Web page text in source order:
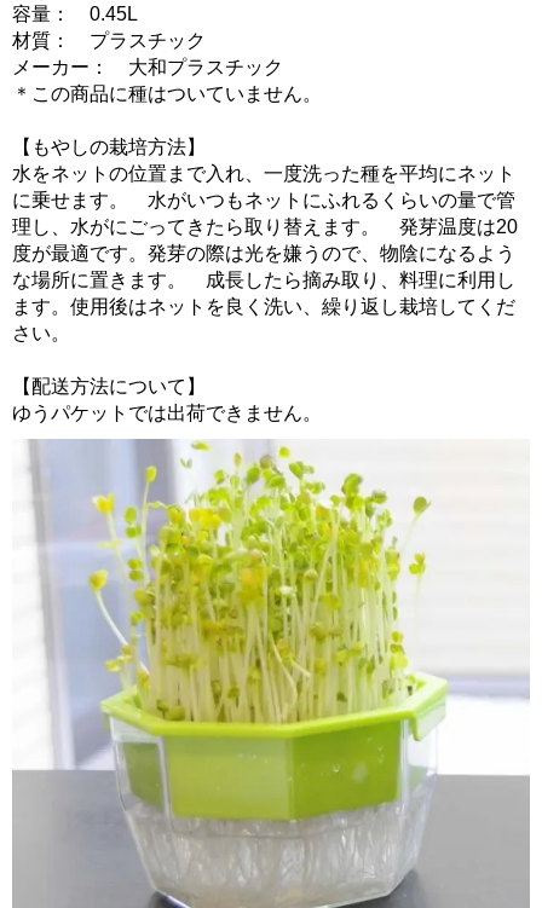
容量： 0.45L
材質： プラスチック
メーカー： 大和プラスチック
＊この商品に種はついていません。
【もやしの栽培方法】
水をネットの位置まで入れ、一度洗った種を平均にネット
に乗せます。 水がいつもネットにふれるくらいの量で管
理し、水がにごってきたら取り替えます。 発芽温度は20
度が最適です。発芽の際は光を嫌うので、物陰になるよう
な場所に置きます。 成長したら摘み取り、料理に利用し
ます。使用後はネットを良く洗い、繰り返し栽培してくだ
さい。
【配送方法について】
ゆうパケットでは出荷できません。